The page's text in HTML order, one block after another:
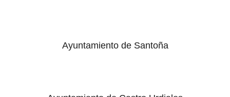
Ayuntamiento de Santoña